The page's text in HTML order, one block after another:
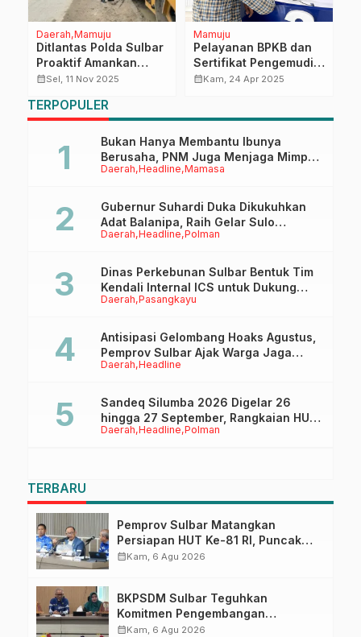
Daerah Mamuju
Ditlantas Polda Sulbar
Proaktif Amankan
Proyek Jalan di
Lintas Aman Lancar
calendar_monthSel, 11 Nov 2025
Mamuju
Pelayanan BPKB dan
Sertifikat Pengemudi
Ditlantas di Mamuju
calendar_monthKam, 24 Apr 2025
TERPOPULER
Daerah Headline Mamasa
Bukan Hanya Membantu Ibunya
Berusaha, PNM Juga Menjaga Mimpi
Anaknya Untuk Menggapai Cita-Cita
Daerah Headline Polman
Gubernur Suhardi Duka Dikukuhkan
Adat Balanipa, Raih Gelar Sulo
Tappidena
Daerah Pasangkayu
Dinas Perkebunan Sulbar Bentuk Tim
Kendali Internal ICS untuk Dukung
Sertifikasi ISPO Pekebun di
Daerah Headline
Antisipasi Gelombang Hoaks Agustus,
Pemprov Sulbar Ajak Warga Jaga
Ruang Digital
Daerah Headline Polman
Sandeq Silumba 2026 Digelar 26
hingga 27 September, Rangkaian HUT
Sulbar
TERBARU
Pemprov Sulbar Matangkan
Persiapan HUT Ke-81 RI, Puncak
Upacara di Lapangan Ahmad
calendar_monthKam, 6 Agu 2026
BKPSDM Sulbar Teguhkan
Komitmen Pengembangan
Kompetensi ASN melalui
calendar_monthKam, 6 Agu 2026